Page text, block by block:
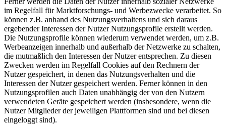
im Regelfall für Marktforschungs- und Werbezwecke verarbeitet. So
können z.B. anhand des Nutzungsverhaltens und sich daraus
ergebender Interessen der Nutzer Nutzungsprofile erstellt werden.
Die Nutzungsprofile können wiederum verwendet werden, um z.B.
Werbeanzeigen innerhalb und außerhalb der Netzwerke zu schalten,
die mutmaßlich den Interessen der Nutzer entsprechen. Zu diesen
Zwecken werden im Regelfall Cookies auf den Rechnern der
Nutzer gespeichert, in denen das Nutzungsverhalten und die
Interessen der Nutzer gespeichert werden. Ferner können in den
Nutzungsprofilen auch Daten unabhängig der von den Nutzern
verwendeten Geräte gespeichert werden (insbesondere, wenn die
Nutzer Mitglieder der jeweiligen Plattformen sind und bei diesen
eingeloggt sind).